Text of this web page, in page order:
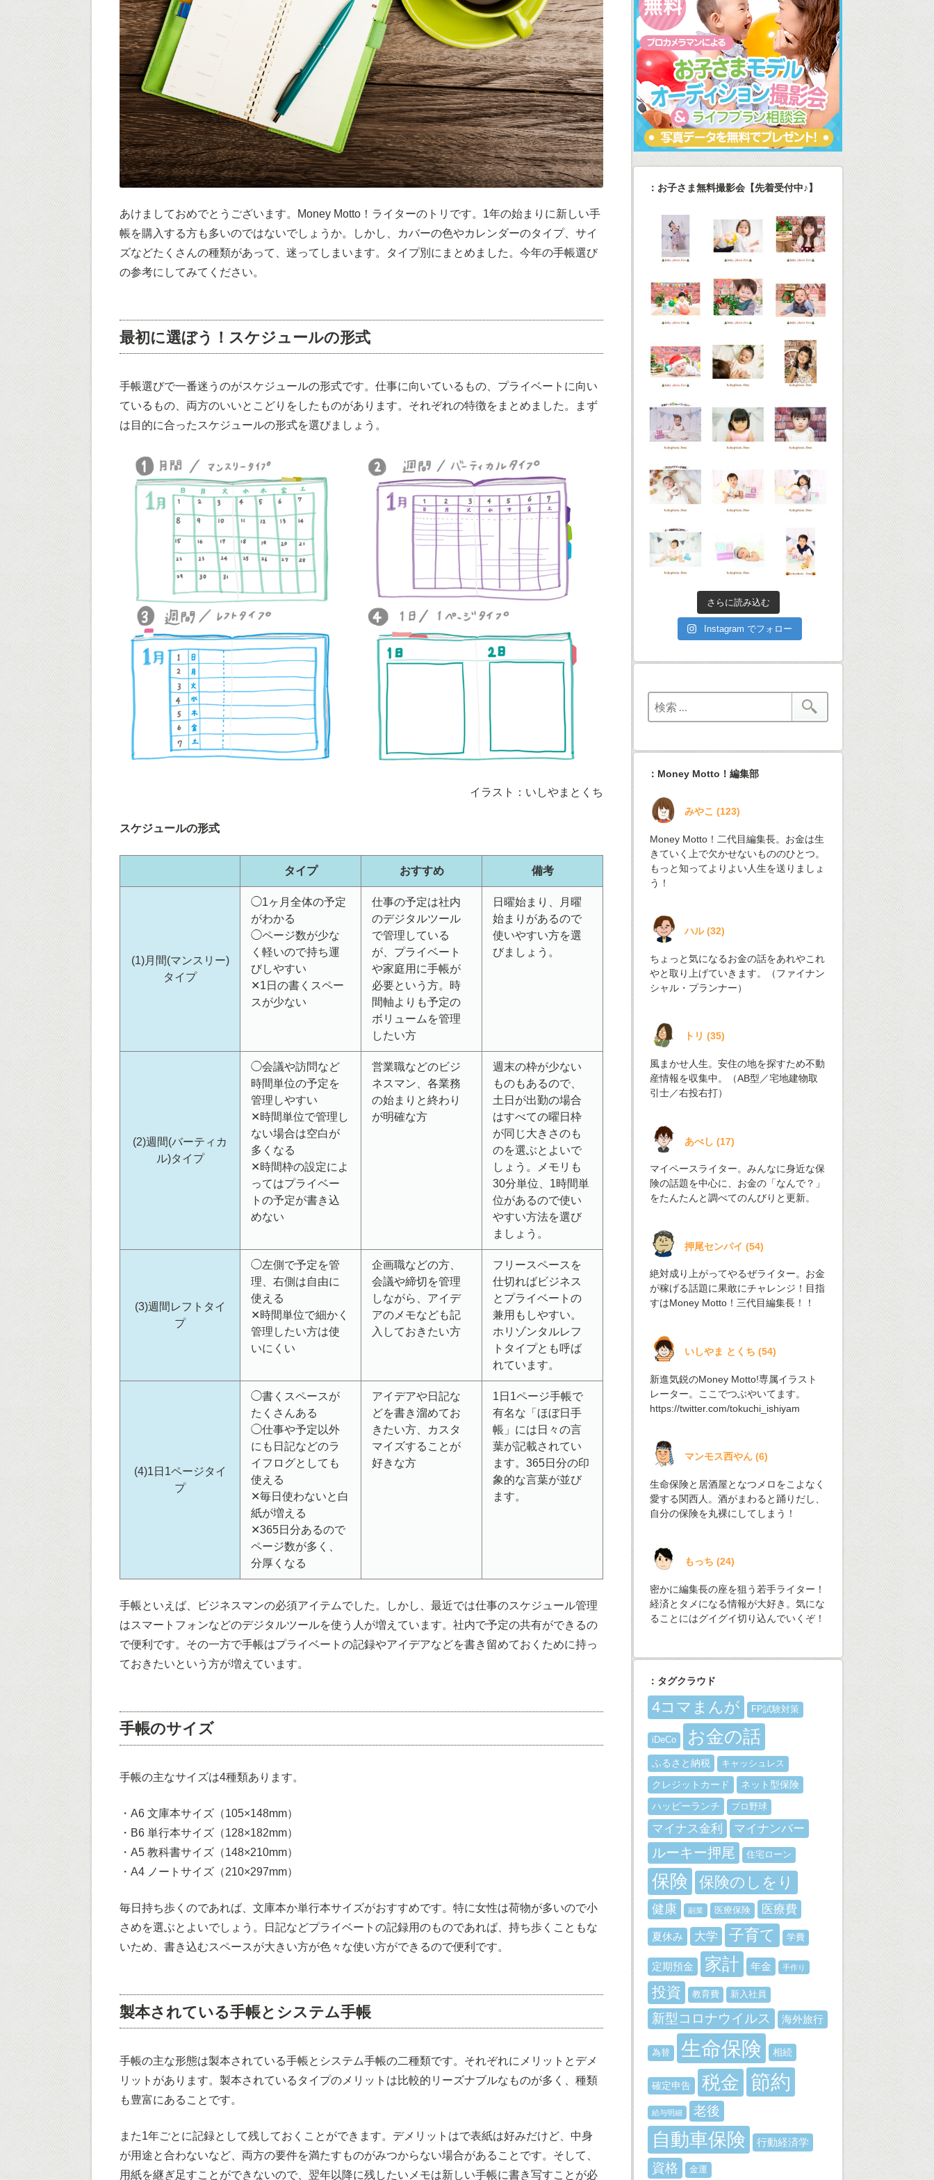
あけましておめでとうございます。Money Motto！ライターのトリです。1年の始まりに新しい手
帳を購入する方も多いのではないでしょうか。しかし、カバーの色やカレンダーのタイプ、サイ
ズなどたくさんの種類があって、迷ってしまいます。タイプ別にまとめました。今年の手帳選び
の参考にしてみてください。
最初に選ぼう！スケジュールの形式
手帳選びで一番迷うのがスケジュールの形式です。仕事に向いているもの、プライベートに向い
ているもの、両方のいいとこどりをしたものがあります。それぞれの特徴をまとめました。まず
は目的に合ったスケジュールの形式を選びましょう。
イラスト：いしやまとくち
スケジュールの形式
タイプ おすすめ 備考
(1)月間(マンスリー)
タイプ
◯1ヶ月全体の予定
がわかる
◯ページ数が少な
く軽いので持ち運
びしやすい
✕1日の書くスペー
スが少ない
仕事の予定は社内
のデジタルツール
で管理している
が、プライベート
や家庭用に手帳が
必要という方。時
間軸よりも予定の
ボリュームを管理
したい方
日曜始まり、月曜
始まりがあるので
使いやすい方を選
びましょう。
(2)週間(バーティカ
ル)タイプ
◯会議や訪問など
時間単位の予定を
管理しやすい
✕時間単位で管理し
ない場合は空白が
多くなる
✕時間枠の設定によ
ってはプライベー
トの予定が書き込
めない
営業職などのビジ
ネスマン、各業務
の始まりと終わり
が明確な方
週末の枠が少ない
ものもあるので、
土日が出勤の場合
はすべての曜日枠
が同じ大きさのも
のを選ぶとよいで
しょう。メモリも
30分単位、1時間単
位があるので使い
やすい方法を選び
ましょう。
(3)週間レフトタイ
プ
◯左側で予定を管
理、右側は自由に
使える
✕時間単位で細かく
管理したい方は使
いにくい
企画職などの方、
会議や締切を管理
しながら、アイデ
アのメモなども記
入しておきたい方
フリースペースを
仕切ればビジネス
とプライベートの
兼用もしやすい。
ホリゾンタルレフ
トタイプとも呼ば
れています。
(4)1日1ページタイ
プ
◯書くスペースが
たくさんある
◯仕事や予定以外
にも日記などのラ
イフログとしても
使える
✕毎日使わないと白
紙が増える
✕365日分あるので
ページ数が多く、
分厚くなる
アイデアや日記な
どを書き溜めてお
きたい方、カスタ
マイズすることが
好きな方
1日1ページ手帳で
有名な「ほぼ日手
帳」には日々の言
葉が記載されてい
ます。365日分の印
象的な言葉が並び
ます。
手帳といえば、ビジネスマンの必須アイテムでした。しかし、最近では仕事のスケジュール管理
はスマートフォンなどのデジタルツールを使う人が増えています。社内で予定の共有ができるの
で便利です。その一方で手帳はプライベートの記録やアイデアなどを書き留めておくために持っ
ておきたいという方が増えています。
手帳のサイズ
手帳の主なサイズは4種類あります。
・A6 文庫本サイズ（105×148mm）
・B6 単行本サイズ（128×182mm）
・A5 教科書サイズ（148×210mm）
・A4 ノートサイズ（210×297mm）
毎日持ち歩くのであれば、文庫本か単行本サイズがおすすめです。特に女性は荷物が多いので小
さめを選ぶとよいでしょう。日記などプライベートの記録用のものであれば、持ち歩くこともな
いため、書き込むスペースが大きい方が色々な使い方ができるので便利です。
製本されている手帳とシステム手帳
手帳の主な形態は製本されている手帳とシステム手帳の二種類です。それぞれにメリットとデメ
リットがあります。製本されているタイプのメリットは比較的リーズナブルなものが多く、種類
も豊富にあることです。
また1年ごとに記録として残しておくことができます。デメリットはで表紙は好みだけど、中身
が用途と合わないなど、両方の要件を満たすものがみつからない場合があることです。そして、
用紙を継ぎ足すことができないので、翌年以降に残したいメモは新しい手帳に書き写すことが必
：お子さま無料撮影会【先着受付中♪】
さらに読み込む
Instagram でフォロー
：Money Motto！編集部
みやこ (123)
Money Motto！二代目編集長。お金は生
きていく上で欠かせないもののひとつ。
もっと知ってよりよい人生を送りましょ
う！
ハル(32)
ちょっと気になるお金の話をあれやこれ
やと取り上げていきます。（ファイナン
シャル・プランナー）
トリ (35)
風まかせ人生。安住の地を探すため不動
産情報を収集中。（AB型／宅地建物取
引士／右投右打）
あべし (17)
マイペースライター。みんなに身近な保
険の話題を中心に、お金の「なんで？」
をたんたんと調べてのんびりと更新。
押尾センパイ (54)
絶対成り上がってやるぜライター。お金
が稼げる話題に果敢にチャレンジ！目指
すはMoney Motto！三代目編集長！！
いしやま とくち (54)
新進気鋭のMoney Motto!専属イラスト
レーター。ここでつぶやいてます。
https://twitter.com/tokuchi_ishiyam
マンモス西やん (6)
生命保険と居酒屋となつメロをこよなく
愛する関西人。酒がまわると踊りだし、
自分の保険を丸裸にしてしまう！
もっち (24)
密かに編集長の座を狙う若手ライター！
経済とタメになる情報が大好き。気にな
ることにはグイグイ切り込んでいくぞ！
：タグクラウド
4コマまんが FP試験対策
iDeCo お金の話
ふるさと納税 キャッシュレス
クレジットカード
ネット型保険
ハッピーランチ
プロ野球
マイナス金利 マイナンバー
ルーキー押尾 住宅ローン
保険 保険のしをり
健康 副業 医療保険 医療費
夏休み 大学 子育て 学費
定期預金 家計 年金 手作り
投資 教育費 新入社員
新型コロナウイルス 海外旅行
為替 生命保険 相続
確定申告 税金 節約
給与明細 老後
自動車保険 行動経済学
資格 金運